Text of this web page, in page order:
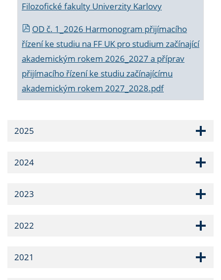
Filozofické fakulty Univerzity Karlovy
OD č. 1_2026 Harmonogram přijímacího
řízení ke studiu na FF UK pro studium začínající
akademickým rokem 2026_2027 a příprav
přijímacího řízení ke studiu začínajícímu
akademickým rokem 2027_2028.pdf
2025
2024
2023
2022
2021